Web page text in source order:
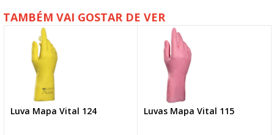
TAMBÉM VAI GOSTAR DE VER
Luva Mapa Vital 124 Luvas Mapa Vital 115